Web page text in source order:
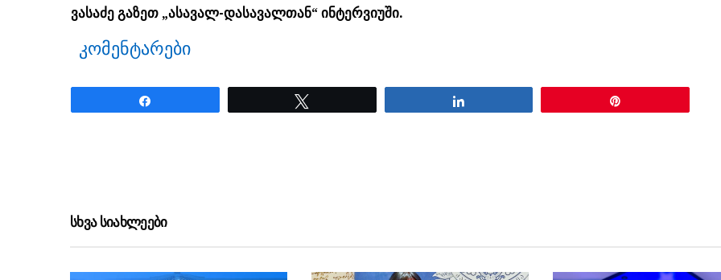
ვასაძე გაზეთ „ასავალ-დასავალთან“ ინტერვიუში.
კომენტარები
სხვა სიახლეები